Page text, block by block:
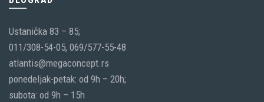
Ustanička 83 – 85;
011/308-54-05, 069/577-55-48
atlantis@megaconcept.rs
ponedeljak-petak: od 9h – 20h;
subota: od 9h – 15h